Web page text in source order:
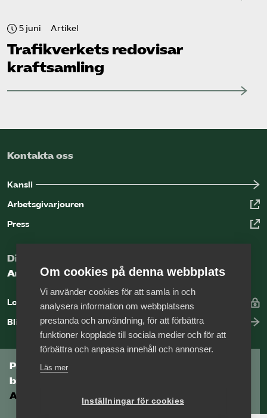
5 juni Artikel
Trafikverkets redovisar
kraftsamling
Kontakta oss
Kansli
Arbetsgivarjouren
Press
Digital kunskapsbank för arbetsgivare
Arbetsgivarguiden
Logga in
Bli medlem
Prenumerera på Tågföretagens
branschnyhetsbrev
Aktuell info direkt i din inkorg.
Om cookies på denna webbplats
Vi använder cookies för att samla in och
analysera information om webbplatsens
prestanda och användning, för att förbättra
funktioner kopplade till sociala medier och för att
förbättra och anpassa innehåll och annonser.
Läs mer
Inställningar för cookies